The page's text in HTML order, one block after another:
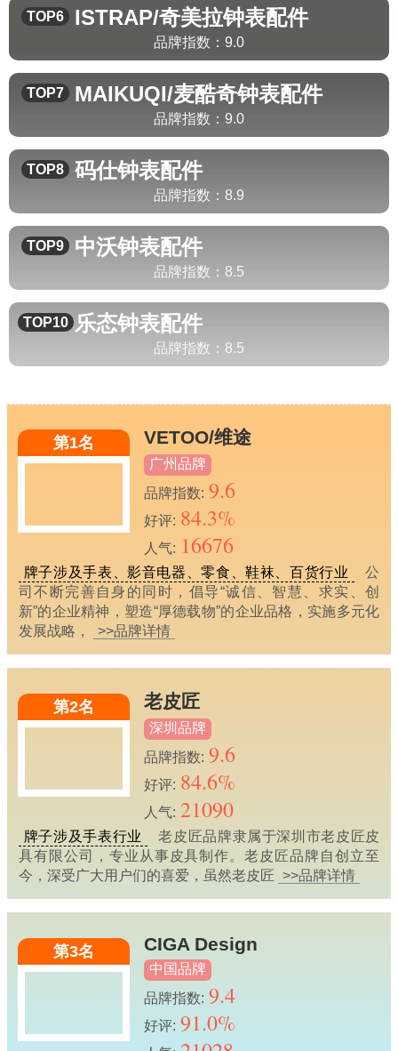
TOP6 ISTRAP/奇美拉钟表配件
品牌指数： 9.0
TOP7 MAIKUQI/麦酷奇钟表配件
品牌指数： 9.0
TOP8 码仕钟表配件
品牌指数： 8.9
TOP9 中沃钟表配件
品牌指数： 8.5
TOP10 乐态钟表配件
品牌指数： 8.5
第1名 VETOO/维途
广州品牌
品牌指数: 9.6
好评: 84.3%
人气: 16676
牌子涉及手表、影音电器、零食、鞋袜、百货行业
公
司不断完善自身的同时，倡导“诚信、智慧、求实、创
新”的企业精神，塑造“厚德载物”的企业品格，实施多元化
发展战略，
>>品牌详情
第2名 老皮匠
深圳品牌
品牌指数: 9.6
好评: 84.6%
人气: 21090
牌子涉及手表行业
老皮匠品牌隶属于深圳市老皮匠皮
具有限公司，专业从事皮具制作。老皮匠品牌自创立至
今，深受广大用户们的喜爱，虽然老皮匠 >>品牌详情
第3名 CIGA Design
中国品牌
品牌指数: 9.4
好评: 91.0%